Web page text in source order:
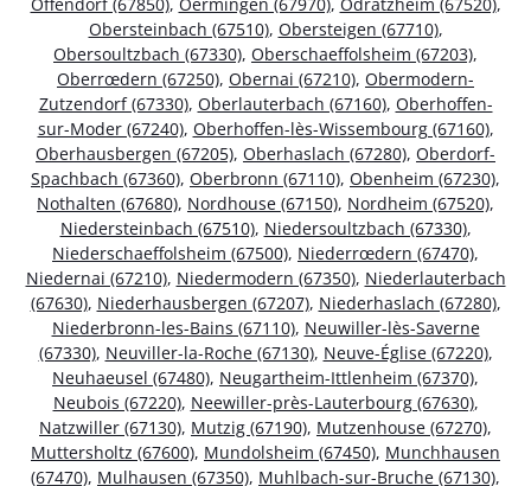
Obersteinbach (67510), Obersteigen (67710),
Obersoultzbach (67330), Oberschaeffolsheim (67203),
Oberrœdern (67250), Obernai (67210), Obermodern-
Zutzendorf (67330), Oberlauterbach (67160), Oberhoffen-
sur-Moder (67240), Oberhoffen-lès-Wissembourg (67160),
Oberhausbergen (67205), Oberhaslach (67280), Oberdorf-
Spachbach (67360), Oberbronn (67110), Obenheim (67230),
Nothalten (67680), Nordhouse (67150), Nordheim (67520),
Niedersteinbach (67510), Niedersoultzbach (67330),
Niederschaeffolsheim (67500), Niederrœdern (67470),
Niedernai (67210), Niedermodern (67350), Niederlauterbach
(67630), Niederhausbergen (67207), Niederhaslach (67280),
Niederbronn-les-Bains (67110), Neuwiller-lès-Saverne
(67330), Neuviller-la-Roche (67130), Neuve-Église (67220),
Neuhaeusel (67480), Neugartheim-Ittlenheim (67370),
Neubois (67220), Neewiller-près-Lauterbourg (67630),
Natzwiller (67130), Mutzig (67190), Mutzenhouse (67270),
Muttersholtz (67600), Mundolsheim (67450), Munchhausen
(67470), Mulhausen (67350), Muhlbach-sur-Bruche (67130),